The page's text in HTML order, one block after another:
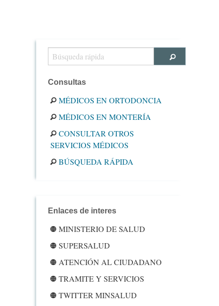
Consultas
MÉDICOS EN ORTODONCIA
MÉDICOS EN MONTERÍA
CONSULTAR OTROS
SERVICIOS MÉDICOS
BÚSQUEDA RÁPIDA
Enlaces de interes
MINISTERIO DE SALUD
SUPERSALUD
ATENCIÓN AL CIUDADANO
TRAMITE Y SERVICIOS
TWITTER MINSALUD